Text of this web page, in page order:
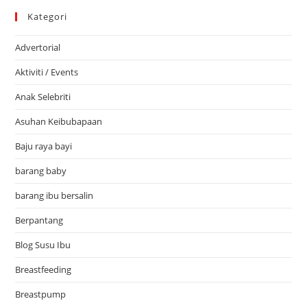
Kategori
Advertorial
Aktiviti / Events
Anak Selebriti
Asuhan Keibubapaan
Baju raya bayi
barang baby
barang ibu bersalin
Berpantang
Blog Susu Ibu
Breastfeeding
Breastpump